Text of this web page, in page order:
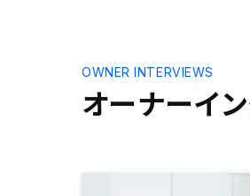
取り組んでいただけばと考
オーナーイ
OWNER INTERVIEWS